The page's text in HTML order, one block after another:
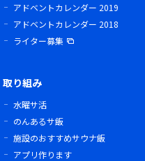
アドベントカレンダー 2019
アドベントカレンダー 2018
ライター募集
取り組み
水曜サ活
のんあるサ飯
施設のおすすめサウナ飯
アプリ作ります